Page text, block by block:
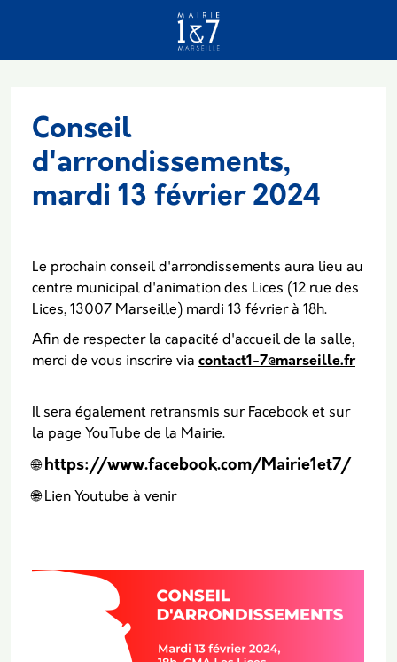
Conseil
d'arrondissements,
mardi 13 février 2024
Le prochain conseil d'arrondissements aura lieu au
centre municipal d'animation des Lices (12 rue des
Lices, 13007 Marseille) mardi 13 février à 18h.
Afin de respecter la capacité d'accueil de la salle,
merci de vous inscrire via contact1-7@marseille.fr
Il sera également retransmis sur Facebook et sur
la page YouTube de la Mairie.
🌐https://www.facebook.com/Mairie1et7/
🌐 Lien Youtube à venir
Vignette